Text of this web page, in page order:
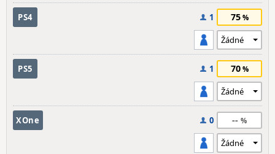
PS4 1 75
PS5 1 70
XOne 0 --